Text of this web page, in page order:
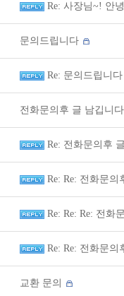
Re: 사장님~! 안
문의드립니다
Re: 문의드립니
전화문의후 글 남깁니
Re: 전화문의후
Re: Re: 전화문
Re: Re: Re: 전화
Re: Re: 전화문
교환 문의